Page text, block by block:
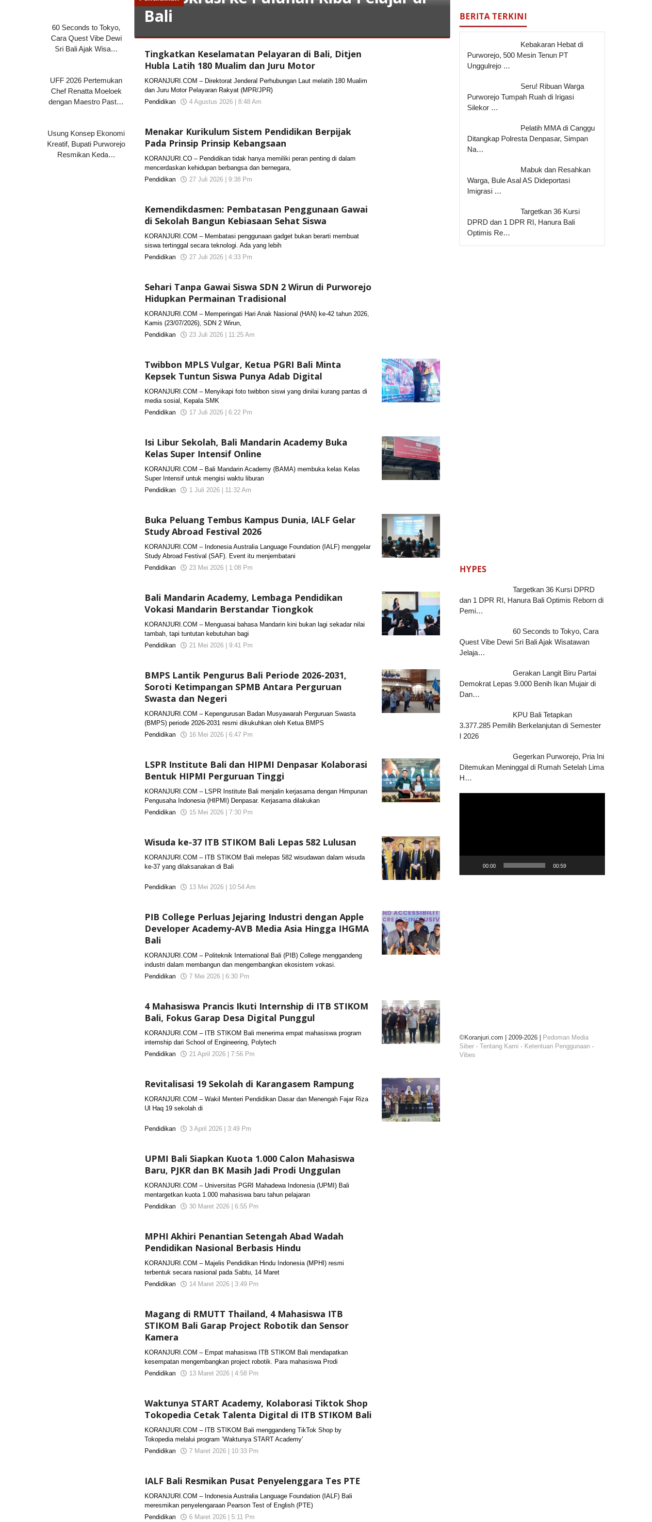
60 Seconds to Tokyo,
Cara Quest Vibe Dewi
Sri Bali Ajak Wisa…
UFF 2026 Pertemukan
Chef Renatta Moeloek
dengan Maestro Past…
Usung Konsep Ekonomi
Kreatif, Bupati Purworejo
Resmikan Keda…
Bali
2026
8:13
KORANJURI.com
Tingkatkan Keselamatan Pelayaran di Bali, Ditjen
Hubla Latih 180 Mualim dan Juru Motor
KORANJURI.COM – Direktorat Jenderal Perhubungan Laut melatih 180 Mualim
dan Juru Motor Pelayaran Rakyat (MPR/JPR)
Pendidikan
4 Agustus 2026 | 8:48 Am
Menakar Kurikulum Sistem Pendidikan Berpijak
Pada Prinsip Prinsip Kebangsaan
KORANJURI.CO – Pendidikan tidak hanya memiliki peran penting di dalam
mencerdaskan kehidupan berbangsa dan bernegara,
Pendidikan
27 Juli 2026 | 9:38 Pm
Kemendikdasmen: Pembatasan Penggunaan Gawai
di Sekolah Bangun Kebiasaan Sehat Siswa
KORANJURI.COM – Membatasi penggunaan gadget bukan berarti membuat
siswa tertinggal secara teknologi. Ada yang lebih
Pendidikan
27 Juli 2026 | 4:33 Pm
Sehari Tanpa Gawai Siswa SDN 2 Wirun di Purworejo
Hidupkan Permainan Tradisional
KORANJURI.COM – Memperingati Hari Anak Nasional (HAN) ke-42 tahun 2026,
Kamis (23/07/2026), SDN 2 Wirun,
Pendidikan
23 Juli 2026 | 11:25 Am
Twibbon MPLS Vulgar, Ketua PGRI Bali Minta
Kepsek Tuntun Siswa Punya Adab Digital
KORANJURI.COM – Menyikapi foto twibbon siswi yang dinilai kurang pantas di
media sosial, Kepala SMK
Pendidikan
17 Juli 2026 | 6:22 Pm
Isi Libur Sekolah, Bali Mandarin Academy Buka
Kelas Super Intensif Online
KORANJURI.COM – Bali Mandarin Academy (BAMA) membuka kelas Kelas
Super Intensif untuk mengisi waktu liburan
Pendidikan
1 Juli 2026 | 11:32 Am
Buka Peluang Tembus Kampus Dunia, IALF Gelar
Study Abroad Festival 2026
KORANJURI.COM – Indonesia Australia Language Foundation (IALF) menggelar
Study Abroad Festival (SAF). Event itu menjembatani
Pendidikan
23 Mei 2026 | 1:08 Pm
Bali Mandarin Academy, Lembaga Pendidikan
Vokasi Mandarin Berstandar Tiongkok
KORANJURI.COM – Menguasai bahasa Mandarin kini bukan lagi sekadar nilai
tambah, tapi tuntutan kebutuhan bagi
Pendidikan
21 Mei 2026 | 9:41 Pm
BMPS Lantik Pengurus Bali Periode 2026-2031,
Soroti Ketimpangan SPMB Antara Perguruan
Swasta dan Negeri
KORANJURI.COM – Kepengurusan Badan Musyawarah Perguruan Swasta
(BMPS) periode 2026-2031 resmi dikukuhkan oleh Ketua BMPS
Pendidikan
16 Mei 2026 | 6:47 Pm
LSPR Institute Bali dan HIPMI Denpasar Kolaborasi
Bentuk HIPMI Perguruan Tinggi
KORANJURI.COM – LSPR Institute Bali menjalin kerjasama dengan Himpunan
Pengusaha Indonesia (HIPMI) Denpasar. Kerjasama dilakukan
Pendidikan
15 Mei 2026 | 7:30 Pm
Wisuda ke-37 ITB STIKOM Bali Lepas 582 Lulusan
KORANJURI.COM – ITB STIKOM Bali melepas 582 wisudawan dalam wisuda
ke-37 yang dilaksanakan di Bali
Pendidikan 13 Mei 2026 | 10:54 Am
PIB College Perluas Jejaring Industri dengan Apple
Developer Academy-AVB Media Asia Hingga IHGMA
Bali
KORANJURI.COM – Politeknik International Bali (PIB) College menggandeng
industri dalam membangun dan mengembangkan ekosistem vokasi.
Pendidikan
7 Mei 2026 | 6:30 Pm
4 Mahasiswa Prancis Ikuti Internship di ITB STIKOM
Bali, Fokus Garap Desa Digital Punggul
KORANJURI.COM – ITB STIKOM Bali menerima empat mahasiswa program
internship dari School of Engineering, Polytech
Pendidikan
21 April 2026 | 7:56 Pm
Revitalisasi 19 Sekolah di Karangasem Rampung
KORANJURI.COM – Wakil Menteri Pendidikan Dasar dan Menengah Fajar Riza
Ul Haq 19 sekolah di
Pendidikan 3 April 2026 | 3:49 Pm
UPMI Bali Siapkan Kuota 1.000 Calon Mahasiswa
Baru, PJKR dan BK Masih Jadi Prodi Unggulan
KORANJURI.COM – Universitas PGRI Mahadewa Indonesia (UPMI) Bali
mentargetkan kuota 1.000 mahasiswa baru tahun pelajaran
Pendidikan
30 Maret 2026 | 6:55 Pm
MPHI Akhiri Penantian Setengah Abad Wadah
Pendidikan Nasional Berbasis Hindu
KORANJURI.COM – Majelis Pendidikan Hindu Indonesia (MPHI) resmi
terbentuk secara nasional pada Sabtu, 14 Maret
Pendidikan
14 Maret 2026 | 3:49 Pm
Magang di RMUTT Thailand, 4 Mahasiswa ITB
STIKOM Bali Garap Project Robotik dan Sensor
Kamera
KORANJURI.COM – Empat mahasiswa ITB STIKOM Bali mendapatkan
kesempatan mengembangkan project robotik. Para mahasiswa Prodi
Pendidikan
13 Maret 2026 | 4:58 Pm
Waktunya START Academy, Kolaborasi Tiktok Shop
Tokopedia Cetak Talenta Digital di ITB STIKOM Bali
KORANJURI.COM – ITB STIKOM Bali menggandeng TikTok Shop by
Tokopedia melalui program ‘Waktunya START Academy’
Pendidikan
7 Maret 2026 | 10:33 Pm
IALF Bali Resmikan Pusat Penyelenggara Tes PTE
KORANJURI.COM – Indonesia Australia Language Foundation (IALF) Bali
meresmikan penyelengaraan Pearson Test of English (PTE)
Pendidikan
6 Maret 2026 | 5:11 Pm
BERITA TERKINI
Kebakaran Hebat di
Purworejo, 500 Mesin Tenun PT
Unggulrejo …
Seru! Ribuan Warga
Purworejo Tumpah Ruah di Irigasi
Silekor …
Pelatih MMA di Canggu
Ditangkap Polresta Denpasar, Simpan
Na…
Mabuk dan Resahkan
Warga, Bule Asal AS Dideportasi
Imigrasi …
Targetkan 36 Kursi
DPRD dan 1 DPR RI, Hanura Bali
Optimis Re…
HYPES
Targetkan 36 Kursi DPRD
dan 1 DPR RI, Hanura Bali Optimis Reborn di
Pemi…
60 Seconds to Tokyo, Cara
Quest Vibe Dewi Sri Bali Ajak Wisatawan
Jelaja…
Gerakan Langit Biru Partai
Demokrat Lepas 9.000 Benih Ikan Mujair di
Dan…
KPU Bali Tetapkan
3.377.285 Pemilih Berkelanjutan di Semester
I 2026
Gegerkan Purworejo, Pria Ini
Ditemukan Meninggal di Rumah Setelah Lima
H…
00:00 00:59
©Koranjuri.com | 2009-2026 | Pedoman Media
Siber ·Tentang Kami · Ketentuan Penggunaan ·
Vibes